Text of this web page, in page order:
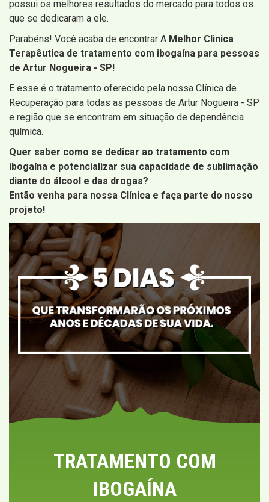
possui os melhores resultados do mercado para todos os
que se dedicaram a ele.
Parabéns! Você acaba de encontrar A Melhor Clinica
Terapêutica de tratamento com ibogaína para pessoas
de Artur Nogueira - SP!
E esse é o tratamento oferecido pela nossa Clínica de
Recuperação para todas as pessoas de Artur Nogueira - SP
e região que se encontram em situação de dependência
química.
Quer saber como se dedicar ao tratamento com
ibogaína e potencializar sua capacidade de sublimação
diante do álcool e das drogas?
Então venha para nossa Clínica e faça parte do nosso
projeto!
TRATAMENTO COM
IBOGAÍNA